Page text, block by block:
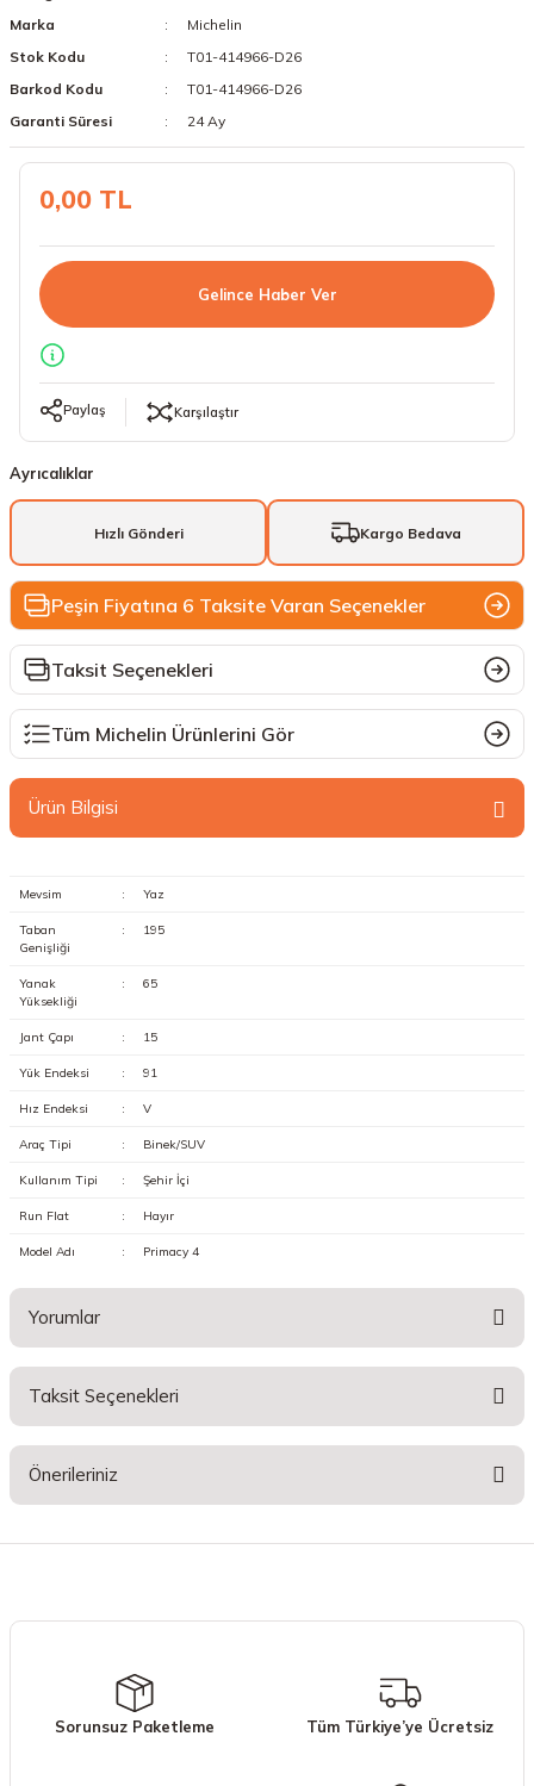
19 Lastikler
20 Lastikler
22 Lastikler
Marka
Michelin
Stok Kodu
T01-414966-D26
Barkod Kodu
T01-414966-D26
Garanti Süresi
24 Ay
0,00 TL
Gelince Haber Ver
Paylaş Karşılaştır
Ayrıcalıklar
Hızlı Gönderi Kargo Bedava
Peşin Fiyatına 6 Taksite Varan Seçenekler
Taksit Seçenekleri
Tüm Michelin Ürünlerini Gör
Ürün Bilgisi
Mevsim : Yaz
Taban
Genişliği
: 195
Yanak
Yüksekliği
: 65
Jant Çapı : 15
Yük Endeksi : 91
Hız Endeksi : V
Araç Tipi : Binek/SUV
Kullanım Tipi : Şehir İçi
Run Flat : Hayır
Model Adı : Primacy 4
Yorumlar
Taksit Seçenekleri
Önerileriniz
Ürün açıklamasında eksik bilgiler bulunuyor.
Ürün bilgilerinde hatalar bulunuyor.
Sorunsuz Paketleme Tüm Türkiye’ye Ücretsiz